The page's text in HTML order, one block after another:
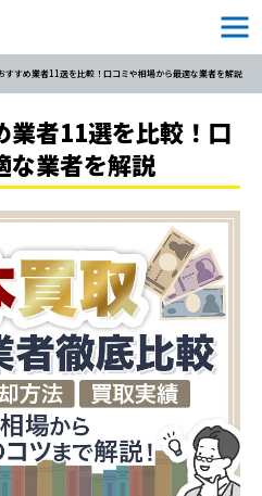
すすめ業者11選を比較！口コミや相場から最適な業者を解説
業者11選を比較！口
な業者を解説